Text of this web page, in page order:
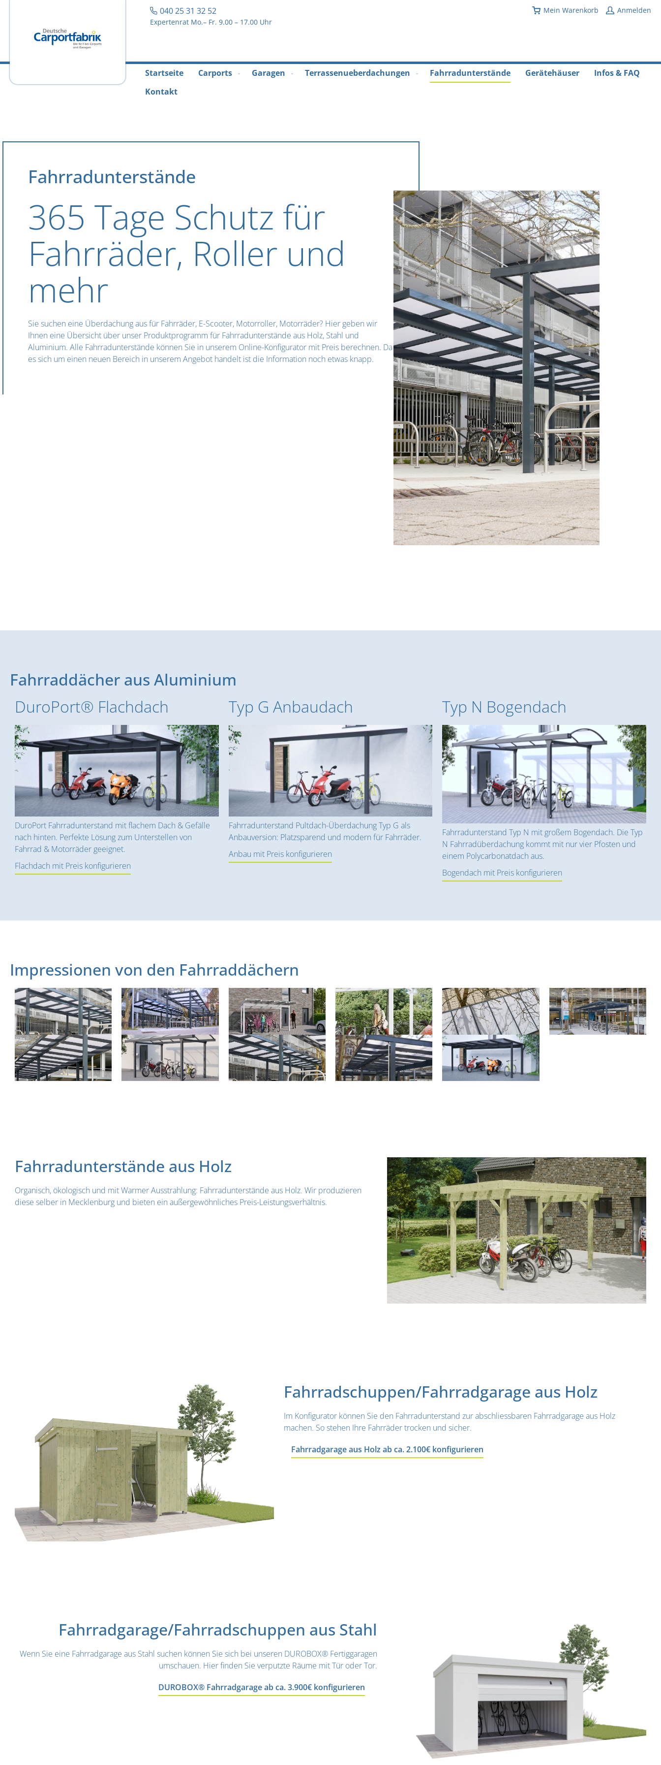
040 25 31 32 52
Expertenrat Mo.– Fr. 9.00 – 17.00 Uhr
Anmelden
Mein Warenkorb
Startseite Carports Garagen Terrassenueberdachungen Fahrradunterstände Gerätehäuser
Infos & FAQ
Kontakt
Fahrradunterstände
365 Tage Schutz für
Fahrräder, Roller und
mehr
Sie suchen eine Überdachung aus für Fahrräder, E-Scooter, Motorroller, Motorräder? Hier geben wir
Ihnen eine Übersicht über unser Produktprogramm für Fahrradunterstände aus Holz, Stahl und
Aluminium. Alle Fahrradunterstände können Sie in unserem Online-Konfigurator mit Preis berechnen. Da
es sich um einen neuen Bereich in unserem Angebot handelt ist die Information noch etwas knapp.
Fahrraddächer aus Aluminium
DuroPort® Flachdach
DuroPort Fahrradunterstand mit flachem Dach & Gefälle
nach hinten. Perfekte Lösung zum Unterstellen von
Fahrrad & Motorräder geeignet.
Flachdach mit Preis konfigurieren
Typ G Anbaudach
Fahrradunterstand Pultdach-Überdachung Typ G als
Anbauversion: Platzsparend und modern für Fahrräder.
Anbau mit Preis konfigurieren
Typ N Bogendach
Fahrradunterstand Typ N mit großem Bogendach. Die Typ
N Fahrradüberdachung kommt mit nur vier Pfosten und
einem Polycarbonatdach aus.
Bogendach mit Preis konfigurieren
Impressionen von den Fahrraddächern
Fahrradunterstände aus Holz
Organisch, ökologisch und mit Warmer Ausstrahlung: Fahrradunterstände aus Holz. Wir produzieren
diese selber in Mecklenburg und bieten ein außergewöhnliches Preis-Leistungsverhältnis.
Fahrradschuppen/Fahrradgarage aus Holz
Im Konfigurator können Sie den Fahrradunterstand zur abschliessbaren Fahrradgarage aus Holz
machen. So stehen Ihre Fahrräder trocken und sicher.
Fahrradgarage aus Holz ab ca. 2.100€ konfigurieren
Fahrradgarage/Fahrradschuppen aus Stahl
Wenn Sie eine Fahrradgarage aus Stahl suchen können Sie sich bei unseren DUROBOX® Fertiggaragen
umschauen. Hier finden Sie verputzte Räume mit Tür oder Tor.
DUROBOX® Fahrradgarage ab ca. 3.900€ konfigurieren